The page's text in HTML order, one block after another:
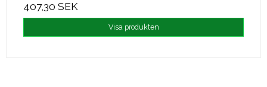
407,30 SEK
Visa produkten